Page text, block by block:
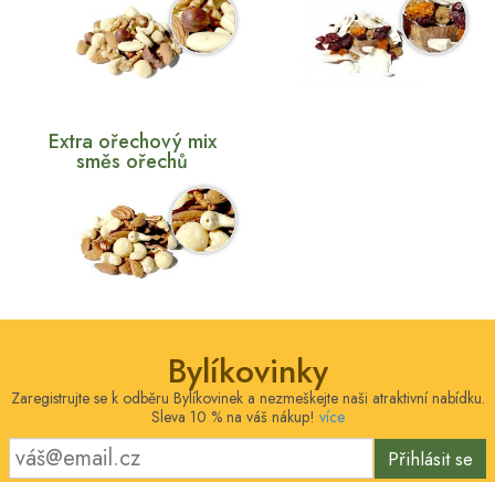
Extra ořechový mix
směs ořechů
Bylíkovinky
Zaregistrujte se k odběru Bylíkovinek a nezmeškejte naši atraktivní nabídku.
Sleva 10 % na váš nákup! více
Přihlásit se